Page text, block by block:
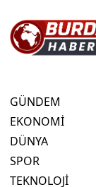
GÜNDEM
EKONOMİ
DÜNYA
SPOR
TEKNOLOJİ